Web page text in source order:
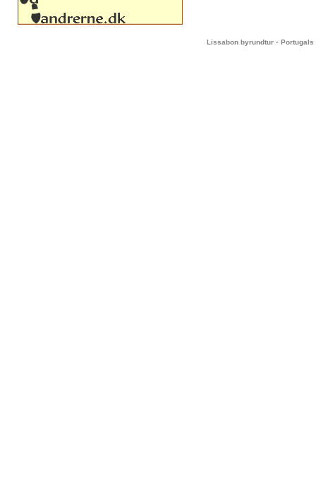
Lissabon byrundtur - Portugals